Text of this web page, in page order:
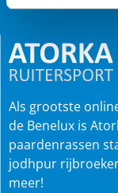
Als grootste
de Benelux is
paardenrassen
jodhpur
meer!